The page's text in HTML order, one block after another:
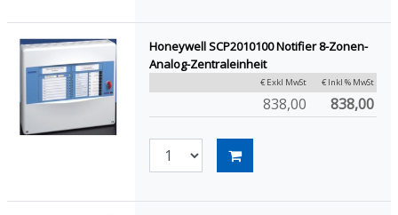
Honeywell SCP2010100 Notifier 8-Zonen-
Analog-Zentraleinheit
€ Exkl MwSt € Inkl % MwSt
838,00 838,00